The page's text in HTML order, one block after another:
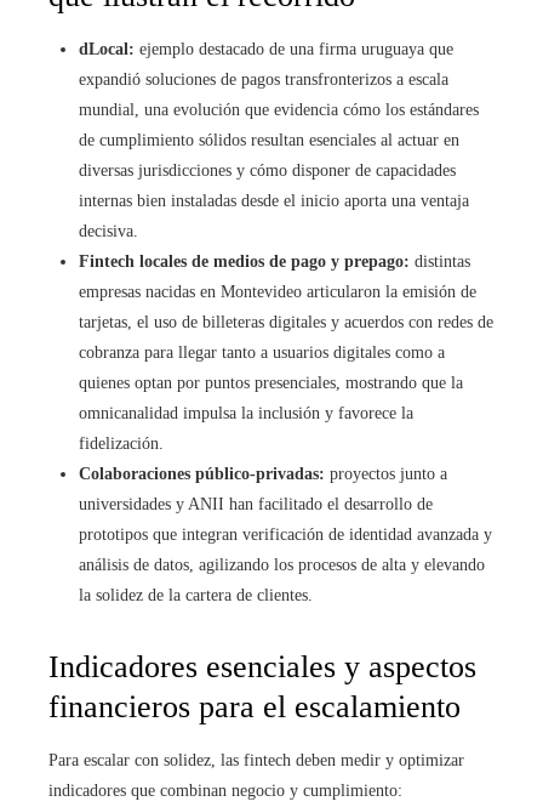
dLocal: ejemplo destacado de una firma uruguaya que
expandió soluciones de pagos transfronterizos a escala
mundial, una evolución que evidencia cómo los estándares
de cumplimiento sólidos resultan esenciales al actuar en
diversas jurisdicciones y cómo disponer de capacidades
internas bien instaladas desde el inicio aporta una ventaja
decisiva.
Fintech locales de medios de pago y prepago: distintas
empresas nacidas en Montevideo articularon la emisión de
tarjetas, el uso de billeteras digitales y acuerdos con redes de
cobranza para llegar tanto a usuarios digitales como a
quienes optan por puntos presenciales, mostrando que la
omnicanalidad impulsa la inclusión y favorece la
fidelización.
Colaboraciones público-privadas: proyectos junto a
universidades y ANII han facilitado el desarrollo de
prototipos que integran verificación de identidad avanzada y
análisis de datos, agilizando los procesos de alta y elevando
la solidez de la cartera de clientes.
Indicadores esenciales y aspectos
financieros para el escalamiento
Para escalar con solidez, las fintech deben medir y optimizar
indicadores que combinan negocio y cumplimiento: